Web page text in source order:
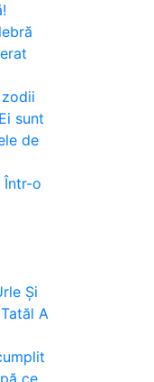
sunt
de
Într-o
Și
A
ce